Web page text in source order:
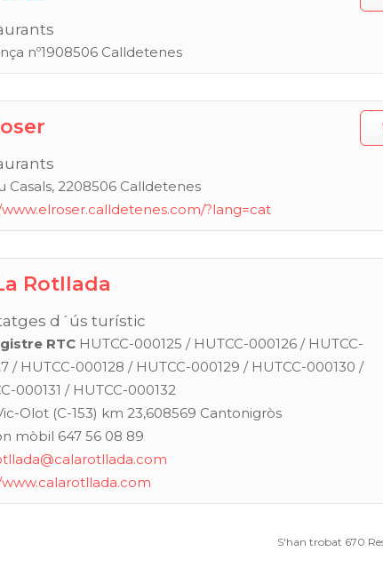
nº1908506 Calldetenes
Casals, 2208506 Calldetenes
?lang=cat
Rotllada
d´ús turístic
RTCHUTCC-000125 / HUTCC-000126 / HUTCC-
/ HUTCC-000128 / HUTCC-000129 / HUTCC-000130 /
000131 / HUTCC-000132
Olot (C-153) km 23,608569 Cantonigròs
mòbil 647 56 08 89
S'han trobat 670